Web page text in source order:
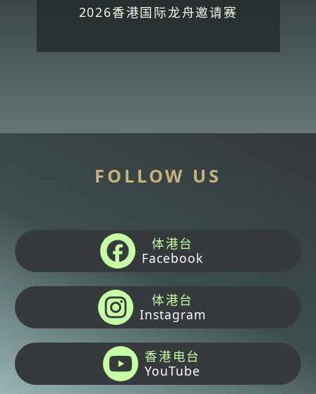
2026香港国际龙舟邀请赛
FOLLOW US
体港台
Facebook
体港台
Instagram
香港电台
YouTube